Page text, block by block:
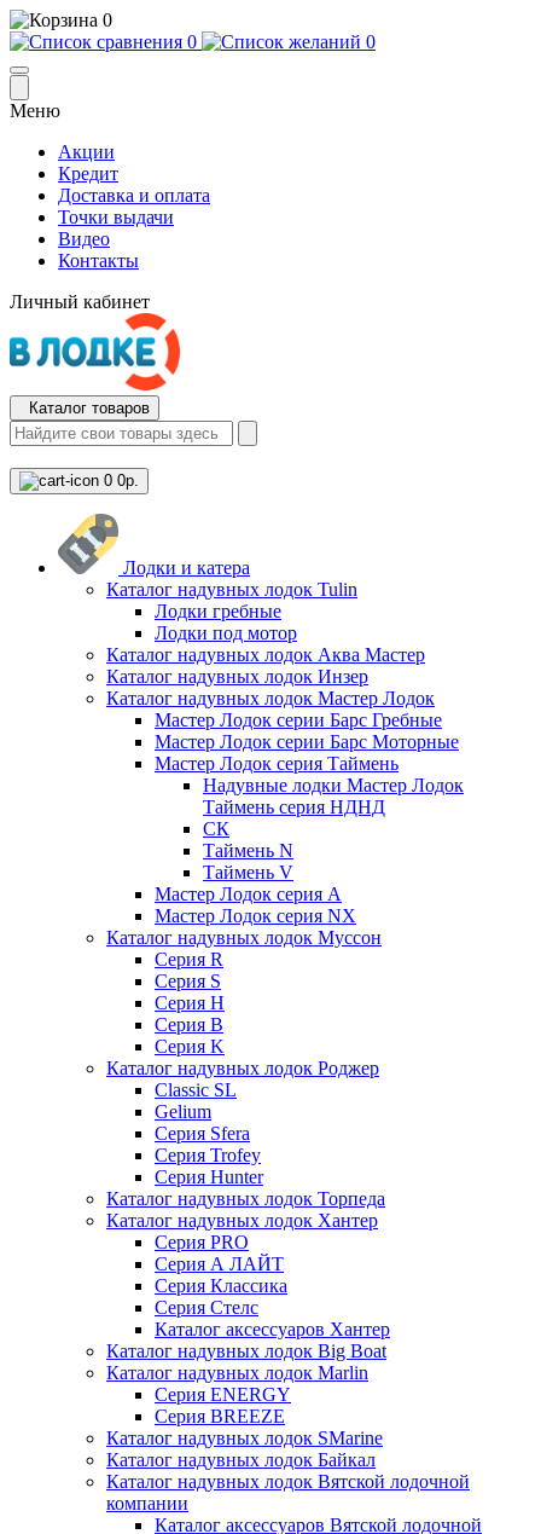
0
0
0
Меню
Акции
Кредит
Доставка и оплата
Точки выдачи
Видео
Контакты
Личный кабинет
Каталог товаров
0 0р.
Лодки и катера
Каталог надувных лодок Tulin
Лодки гребные
Лодки под мотор
Каталог надувных лодок Аква Мастер
Каталог надувных лодок Инзер
Каталог надувных лодок Мастер Лодок
Мастер Лодок серии Барс Гребные
Мастер Лодок серии Барс Моторные
Мастер Лодок серия Таймень
Надувные лодки Мастер Лодок
Таймень серия НДНД
СК
Таймень N
Таймень V
Мастер Лодок серия А
Мастер Лодок серия NX
Каталог надувных лодок Муссон
Серия R
Серия S
Серия H
Серия B
Серия K
Каталог надувных лодок Роджер
Classic SL
Gelium
Серия Sfera
Серия Trofey
Серия Hunter
Каталог надувных лодок Торпеда
Каталог надувных лодок Хантер
Серия PRO
Серия А ЛАЙТ
Серия Классика
Серия Стелс
Каталог аксессуаров Хантер
Каталог надувных лодок Big Boat
Каталог надувных лодок Marlin
Серия ENERGY
Серия BREEZE
Каталог надувных лодок SMarine
Каталог надувных лодок Байкал
Каталог надувных лодок Вятской лодочной
компании
Каталог аксессуаров Вятской лодочной